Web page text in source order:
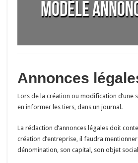
Modèle
Annonces
Lors de la création ou modification d’une
en informer les tiers, dans un journal.
La rédaction d’annonces légales doit
création d’entreprise, il faudra
dénomination, son capital, son objet